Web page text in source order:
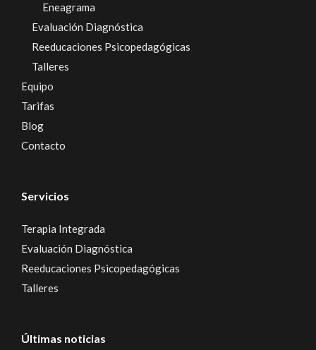
Eneagrama
Evaluación Diagnóstica
Reeducaciones Psicopedagógicas
Talleres
Equipo
Tarifas
Blog
Contacto
Servicios
Terapia Integrada
Evaluación Diagnóstica
Reeducaciones Psicopedagógicas
Talleres
Últimas noticias